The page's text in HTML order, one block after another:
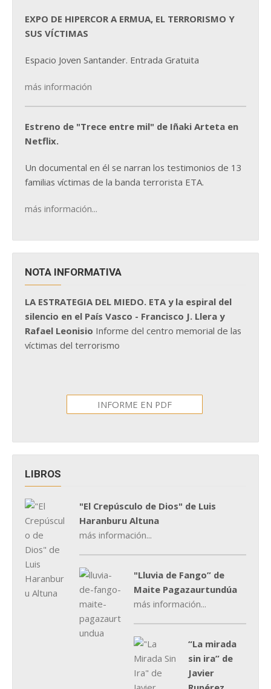
EXPO DE HIPERCOR A ERMUA, EL TERRORISMO Y
SUS VÍCTIMAS
Espacio Joven Santander. Entrada Gratuita
más información
Estreno de "Trece entre mil" de Iñaki Arteta en
Netflix.
Un documental en él se narran los testimonios de 13
familias víctimas de la banda terrorista ETA.
más información...
NOTA INFORMATIVA
LA ESTRATEGIA DEL MIEDO. ETA y la espiral del
silencio en el País Vasco - Francisco J. Llera y
Rafael Leonisio Informe del centro memorial de las
víctimas del terrorismo
INFORME EN PDF
LIBROS
"El Crepúsculo de Dios" de Luis
Haranburu Altuna
más información...
"Lluvia de Fango” de
Maite Pagazaurtundúa
más información...
“La mirada
sin ira” de
Javier